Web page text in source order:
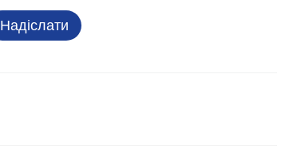
Надіслати